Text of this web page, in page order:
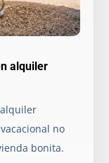
alquiler
no
bonita.